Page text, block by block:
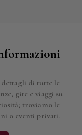
di tutte le
gite e viaggi su
troviamo le
o eventi privati.